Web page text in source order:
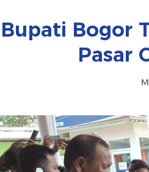
Bupati Bogor
Pasar